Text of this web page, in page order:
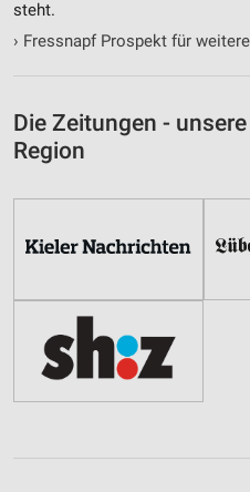
steht.
› Fressnapf Prospekt für
Die Zeitungen -
Region